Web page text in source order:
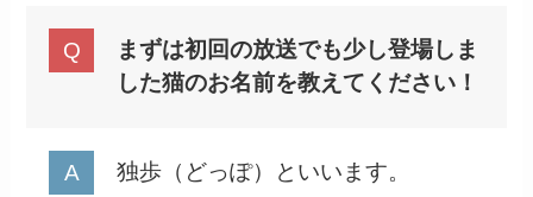
まずは初回の放送でも少し登場しま
した猫のお名前を教えてください！
独歩（どっぽ）といいます。